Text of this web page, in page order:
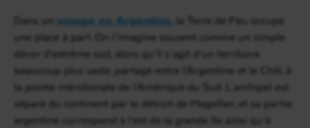
Dans un voyage en Argentine , la Terre de Feu occupe
une place à part. On l’imagine souvent comme un simple
décor d’extrême sud, alors qu’il s’agit d’un territoire
beaucoup plus vaste, partagé entre l’Argentine et le Chili, à
la pointe méridionale de l’Amérique du Sud. L’archipel est
séparé du continent par le détroit de Magellan, et sa partie
argentine correspond à l’est de la grande île ainsi qu’à